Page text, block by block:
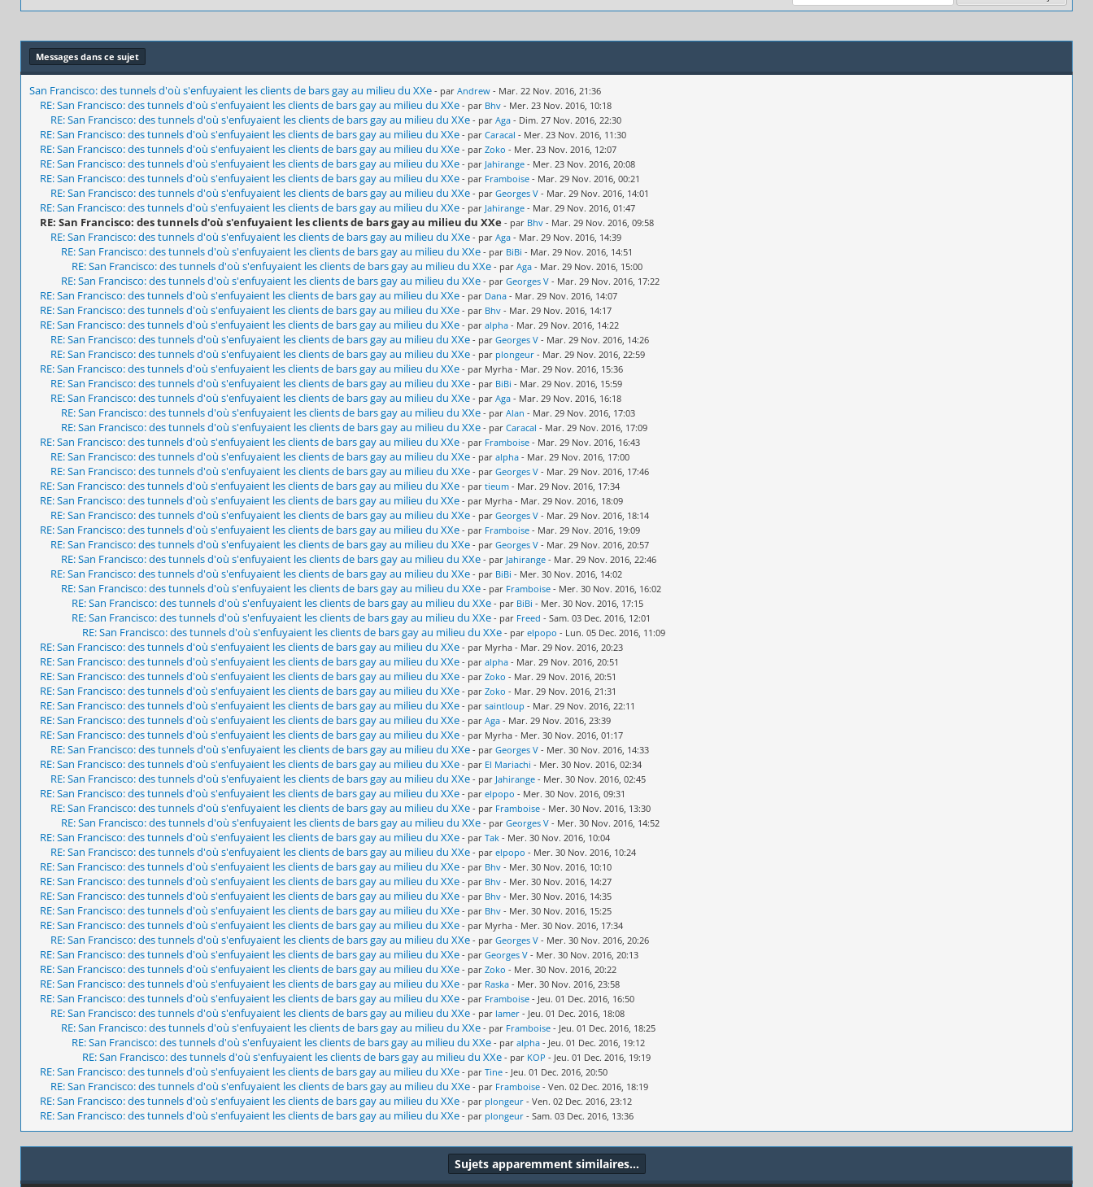
Messages dans ce sujet
San Francisco: des tunnels d'où s'enfuyaient les clients de bars gay au milieu du XXe - par Andrew - Mar. 22 Nov. 2016, 21:36
RE: San Francisco: des tunnels d'où s'enfuyaient les clients de bars gay au milieu du XXe - par Bhv - Mer. 23 Nov. 2016, 10:18
RE: San Francisco: des tunnels d'où s'enfuyaient les clients de bars gay au milieu du XXe - par Aga - Dim. 27 Nov. 2016, 22:30
RE: San Francisco: des tunnels d'où s'enfuyaient les clients de bars gay au milieu du XXe - par Caracal - Mer. 23 Nov. 2016, 11:30
RE: San Francisco: des tunnels d'où s'enfuyaient les clients de bars gay au milieu du XXe - par Zoko - Mer. 23 Nov. 2016, 12:07
RE: San Francisco: des tunnels d'où s'enfuyaient les clients de bars gay au milieu du XXe - par Jahirange - Mer. 23 Nov. 2016, 20:08
RE: San Francisco: des tunnels d'où s'enfuyaient les clients de bars gay au milieu du XXe - par Framboise - Mar. 29 Nov. 2016, 00:21
RE: San Francisco: des tunnels d'où s'enfuyaient les clients de bars gay au milieu du XXe - par Georges V - Mar. 29 Nov. 2016, 14:01
RE: San Francisco: des tunnels d'où s'enfuyaient les clients de bars gay au milieu du XXe - par Jahirange - Mar. 29 Nov. 2016, 01:47
RE: San Francisco: des tunnels d'où s'enfuyaient les clients de bars gay au milieu du XXe - par Bhv - Mar. 29 Nov. 2016, 09:58
RE: San Francisco: des tunnels d'où s'enfuyaient les clients de bars gay au milieu du XXe - par Aga - Mar. 29 Nov. 2016, 14:39
RE: San Francisco: des tunnels d'où s'enfuyaient les clients de bars gay au milieu du XXe - par BiBi - Mar. 29 Nov. 2016, 14:51
RE: San Francisco: des tunnels d'où s'enfuyaient les clients de bars gay au milieu du XXe - par Aga - Mar. 29 Nov. 2016, 15:00
RE: San Francisco: des tunnels d'où s'enfuyaient les clients de bars gay au milieu du XXe - par Georges V - Mar. 29 Nov. 2016, 17:22
RE: San Francisco: des tunnels d'où s'enfuyaient les clients de bars gay au milieu du XXe - par Dana - Mar. 29 Nov. 2016, 14:07
RE: San Francisco: des tunnels d'où s'enfuyaient les clients de bars gay au milieu du XXe - par Bhv - Mar. 29 Nov. 2016, 14:17
RE: San Francisco: des tunnels d'où s'enfuyaient les clients de bars gay au milieu du XXe - par alpha - Mar. 29 Nov. 2016, 14:22
RE: San Francisco: des tunnels d'où s'enfuyaient les clients de bars gay au milieu du XXe - par Georges V - Mar. 29 Nov. 2016, 14:26
RE: San Francisco: des tunnels d'où s'enfuyaient les clients de bars gay au milieu du XXe - par plongeur - Mar. 29 Nov. 2016, 22:59
RE: San Francisco: des tunnels d'où s'enfuyaient les clients de bars gay au milieu du XXe - par Myrha - Mar. 29 Nov. 2016, 15:36
RE: San Francisco: des tunnels d'où s'enfuyaient les clients de bars gay au milieu du XXe - par BiBi - Mar. 29 Nov. 2016, 15:59
RE: San Francisco: des tunnels d'où s'enfuyaient les clients de bars gay au milieu du XXe - par Aga - Mar. 29 Nov. 2016, 16:18
RE: San Francisco: des tunnels d'où s'enfuyaient les clients de bars gay au milieu du XXe - par Alan - Mar. 29 Nov. 2016, 17:03
RE: San Francisco: des tunnels d'où s'enfuyaient les clients de bars gay au milieu du XXe - par Caracal - Mar. 29 Nov. 2016, 17:09
RE: San Francisco: des tunnels d'où s'enfuyaient les clients de bars gay au milieu du XXe - par Framboise - Mar. 29 Nov. 2016, 16:43
RE: San Francisco: des tunnels d'où s'enfuyaient les clients de bars gay au milieu du XXe - par alpha - Mar. 29 Nov. 2016, 17:00
RE: San Francisco: des tunnels d'où s'enfuyaient les clients de bars gay au milieu du XXe - par Georges V - Mar. 29 Nov. 2016, 17:46
RE: San Francisco: des tunnels d'où s'enfuyaient les clients de bars gay au milieu du XXe - par tieum - Mar. 29 Nov. 2016, 17:34
RE: San Francisco: des tunnels d'où s'enfuyaient les clients de bars gay au milieu du XXe - par Myrha - Mar. 29 Nov. 2016, 18:09
RE: San Francisco: des tunnels d'où s'enfuyaient les clients de bars gay au milieu du XXe - par Georges V - Mar. 29 Nov. 2016, 18:14
RE: San Francisco: des tunnels d'où s'enfuyaient les clients de bars gay au milieu du XXe - par Framboise - Mar. 29 Nov. 2016, 19:09
RE: San Francisco: des tunnels d'où s'enfuyaient les clients de bars gay au milieu du XXe - par Georges V - Mar. 29 Nov. 2016, 20:57
RE: San Francisco: des tunnels d'où s'enfuyaient les clients de bars gay au milieu du XXe - par Jahirange - Mar. 29 Nov. 2016, 22:46
RE: San Francisco: des tunnels d'où s'enfuyaient les clients de bars gay au milieu du XXe - par BiBi - Mer. 30 Nov. 2016, 14:02
RE: San Francisco: des tunnels d'où s'enfuyaient les clients de bars gay au milieu du XXe - par Framboise - Mer. 30 Nov. 2016, 16:02
RE: San Francisco: des tunnels d'où s'enfuyaient les clients de bars gay au milieu du XXe - par BiBi - Mer. 30 Nov. 2016, 17:15
RE: San Francisco: des tunnels d'où s'enfuyaient les clients de bars gay au milieu du XXe - par Freed - Sam. 03 Dec. 2016, 12:01
RE: San Francisco: des tunnels d'où s'enfuyaient les clients de bars gay au milieu du XXe - par elpopo - Lun. 05 Dec. 2016, 11:09
RE: San Francisco: des tunnels d'où s'enfuyaient les clients de bars gay au milieu du XXe - par Myrha - Mar. 29 Nov. 2016, 20:23
RE: San Francisco: des tunnels d'où s'enfuyaient les clients de bars gay au milieu du XXe - par alpha - Mar. 29 Nov. 2016, 20:51
RE: San Francisco: des tunnels d'où s'enfuyaient les clients de bars gay au milieu du XXe - par Zoko - Mar. 29 Nov. 2016, 20:51
RE: San Francisco: des tunnels d'où s'enfuyaient les clients de bars gay au milieu du XXe - par Zoko - Mar. 29 Nov. 2016, 21:31
RE: San Francisco: des tunnels d'où s'enfuyaient les clients de bars gay au milieu du XXe - par saintloup - Mar. 29 Nov. 2016, 22:11
RE: San Francisco: des tunnels d'où s'enfuyaient les clients de bars gay au milieu du XXe - par Aga - Mar. 29 Nov. 2016, 23:39
RE: San Francisco: des tunnels d'où s'enfuyaient les clients de bars gay au milieu du XXe - par Myrha - Mer. 30 Nov. 2016, 01:17
RE: San Francisco: des tunnels d'où s'enfuyaient les clients de bars gay au milieu du XXe - par Georges V - Mer. 30 Nov. 2016, 14:33
RE: San Francisco: des tunnels d'où s'enfuyaient les clients de bars gay au milieu du XXe - par El Mariachi - Mer. 30 Nov. 2016, 02:34
RE: San Francisco: des tunnels d'où s'enfuyaient les clients de bars gay au milieu du XXe - par Jahirange - Mer. 30 Nov. 2016, 02:45
RE: San Francisco: des tunnels d'où s'enfuyaient les clients de bars gay au milieu du XXe - par elpopo - Mer. 30 Nov. 2016, 09:31
RE: San Francisco: des tunnels d'où s'enfuyaient les clients de bars gay au milieu du XXe - par Framboise - Mer. 30 Nov. 2016, 13:30
RE: San Francisco: des tunnels d'où s'enfuyaient les clients de bars gay au milieu du XXe - par Georges V - Mer. 30 Nov. 2016, 14:52
RE: San Francisco: des tunnels d'où s'enfuyaient les clients de bars gay au milieu du XXe - par Tak - Mer. 30 Nov. 2016, 10:04
RE: San Francisco: des tunnels d'où s'enfuyaient les clients de bars gay au milieu du XXe - par elpopo - Mer. 30 Nov. 2016, 10:24
RE: San Francisco: des tunnels d'où s'enfuyaient les clients de bars gay au milieu du XXe - par Bhv - Mer. 30 Nov. 2016, 10:10
RE: San Francisco: des tunnels d'où s'enfuyaient les clients de bars gay au milieu du XXe - par Bhv - Mer. 30 Nov. 2016, 14:27
RE: San Francisco: des tunnels d'où s'enfuyaient les clients de bars gay au milieu du XXe - par Bhv - Mer. 30 Nov. 2016, 14:35
RE: San Francisco: des tunnels d'où s'enfuyaient les clients de bars gay au milieu du XXe - par Bhv - Mer. 30 Nov. 2016, 15:25
RE: San Francisco: des tunnels d'où s'enfuyaient les clients de bars gay au milieu du XXe - par Myrha - Mer. 30 Nov. 2016, 17:34
RE: San Francisco: des tunnels d'où s'enfuyaient les clients de bars gay au milieu du XXe - par Georges V - Mer. 30 Nov. 2016, 20:26
RE: San Francisco: des tunnels d'où s'enfuyaient les clients de bars gay au milieu du XXe - par Georges V - Mer. 30 Nov. 2016, 20:13
RE: San Francisco: des tunnels d'où s'enfuyaient les clients de bars gay au milieu du XXe - par Zoko - Mer. 30 Nov. 2016, 20:22
RE: San Francisco: des tunnels d'où s'enfuyaient les clients de bars gay au milieu du XXe - par Raska - Mer. 30 Nov. 2016, 23:58
RE: San Francisco: des tunnels d'où s'enfuyaient les clients de bars gay au milieu du XXe - par Framboise - Jeu. 01 Dec. 2016, 16:50
RE: San Francisco: des tunnels d'où s'enfuyaient les clients de bars gay au milieu du XXe - par lamer - Jeu. 01 Dec. 2016, 18:08
RE: San Francisco: des tunnels d'où s'enfuyaient les clients de bars gay au milieu du XXe - par Framboise - Jeu. 01 Dec. 2016, 18:25
RE: San Francisco: des tunnels d'où s'enfuyaient les clients de bars gay au milieu du XXe - par alpha - Jeu. 01 Dec. 2016, 19:12
RE: San Francisco: des tunnels d'où s'enfuyaient les clients de bars gay au milieu du XXe - par KOP - Jeu. 01 Dec. 2016, 19:19
RE: San Francisco: des tunnels d'où s'enfuyaient les clients de bars gay au milieu du XXe - par Tine - Jeu. 01 Dec. 2016, 20:50
RE: San Francisco: des tunnels d'où s'enfuyaient les clients de bars gay au milieu du XXe - par Framboise - Ven. 02 Dec. 2016, 18:19
RE: San Francisco: des tunnels d'où s'enfuyaient les clients de bars gay au milieu du XXe - par plongeur - Ven. 02 Dec. 2016, 23:12
RE: San Francisco: des tunnels d'où s'enfuyaient les clients de bars gay au milieu du XXe - par plongeur - Sam. 03 Dec. 2016, 13:36
Sujets apparemment similaires…